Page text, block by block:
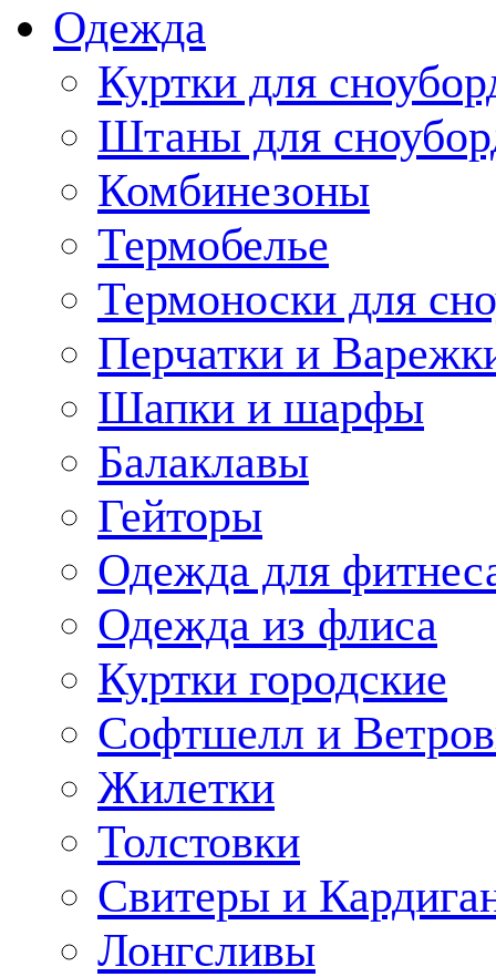
Одежда
Куртки для
Штаны для
Комбинезоны
Термобелье
Термоноски для
Перчатки и
Шапки и шарфы
Балаклавы
Гейторы
Одежда для
Одежда из флиса
Куртки городские
Софтшелл и
Жилетки
Толстовки
Свитеры и
Лонгсливы